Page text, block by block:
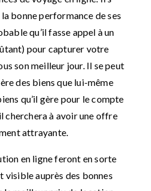
la bonne performance de ses
qu’il fasse appel à un
pour capturer votre
son meilleur jour. Il se peut
des biens que lui-même
qu’il gère pour le compte
cherchera à avoir une offre
attrayante.
en ligne feront en sorte
visible auprès des bonnes